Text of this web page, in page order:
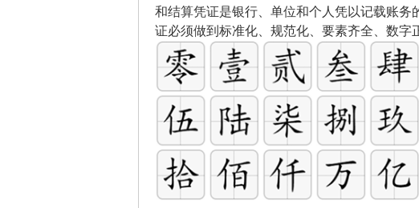
和结算凭证是银行、单位和个人凭以记载账
证必须做到标准化、规范化、要素齐全、数字